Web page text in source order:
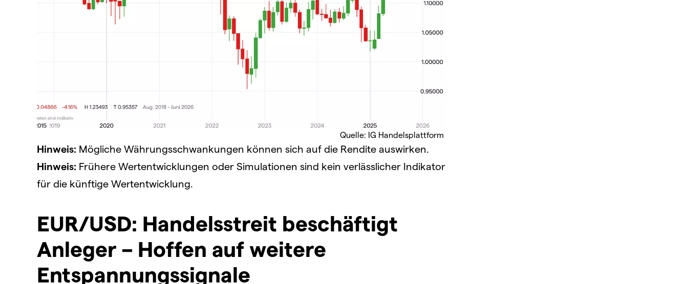
Quelle: IG Handelsplattform
Hinweis: Mögliche Währungsschwankungen können sich auf die Rendite auswirken.
Hinweis: Frühere Wertentwicklungen oder Simulationen sind kein verlässlicher Indikator
für die künftige Wertentwicklung.
EUR/USD: Handelsstreit beschäftigt
Anleger – Hoffen auf weitere
Entspannungssignale